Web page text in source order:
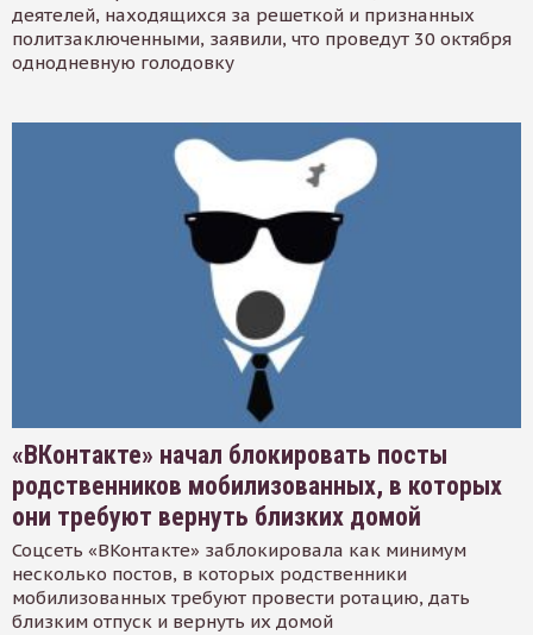
деятелей, находящихся за решеткой и признанных
политзаключенными, заявили, что проведут 30 октября
однодневную голодовку
«ВКонтакте» начал блокировать посты
родственников мобилизованных, в которых
они требуют вернуть близких домой
Соцсеть «ВКонтакте» заблокировала как минимум
несколько постов, в которых родственники
мобилизованных требуют провести ротацию, дать
близким отпуск и вернуть их домой